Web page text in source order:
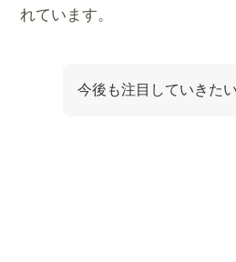
れています。
今後も注目していきた